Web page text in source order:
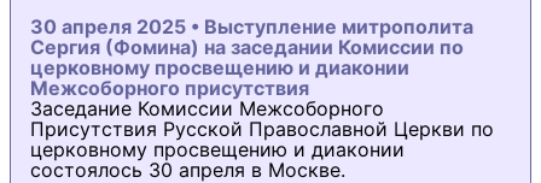
30 апреля 2025 • Выступление митрополита
Сергия (Фомина) на заседании Комиссии по
церковному просвещению и диаконии
Межсоборного присутствия
Заседание Комиссии Межсоборного
Присутствия Русской Православной Церкви по
церковному просвещению и диаконии
состоялось 30 апреля в Москве.